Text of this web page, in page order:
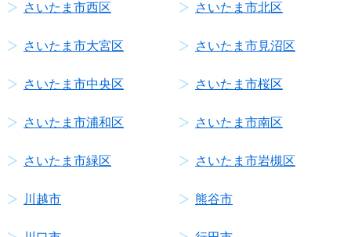
さいたま市西区 さいたま市北区
さいたま市大宮区 さいたま市見沼区
さいたま市中央区 さいたま市桜区
さいたま市浦和区 さいたま市南区
さいたま市緑区 さいたま市岩槻区
川越市 熊谷市